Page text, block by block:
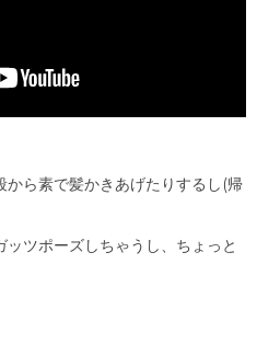
ら素で髪かきあげたりするし(帰
ッツポーズしちゃうし、ちょっと